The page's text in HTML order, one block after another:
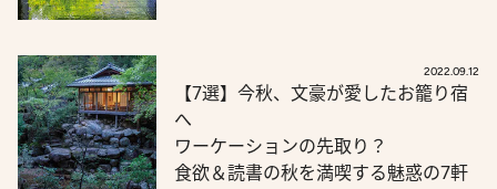
2022.09.12
【7選】今秋、文豪が愛したお籠り宿
へ
ワーケーションの先取り？
食欲＆読書の秋を満喫する魅惑の7軒